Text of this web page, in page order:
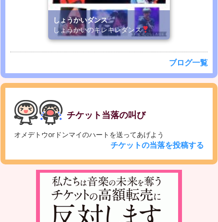
しょうかいダンス
しょうかいのキレキレダンス
ブログ一覧
チケット当落の叫び
オメデトウorドンマイのハートを送ってあげよう
チケットの当落を投稿する